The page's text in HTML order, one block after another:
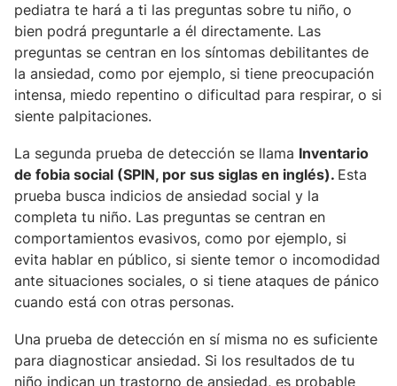
pediatra te hará a ti las preguntas sobre tu niño, o
bien podrá preguntarle a él directamente. Las
preguntas se centran en los síntomas debilitantes de
la ansiedad, como por ejemplo, si tiene preocupación
intensa, miedo repentino o dificultad para respirar, o si
siente palpitaciones.
La segunda prueba de detección se llama Inventario
de fobia social (SPIN, por sus siglas en inglés). Esta
prueba busca indicios de ansiedad social y la
completa tu niño. Las preguntas se centran en
comportamientos evasivos, como por ejemplo, si
evita hablar en público, si siente temor o incomodidad
ante situaciones sociales, o si tiene ataques de pánico
cuando está con otras personas.
Una prueba de detección en sí misma no es suficiente
para diagnosticar ansiedad. Si los resultados de tu
niño indican un trastorno de ansiedad, es probable